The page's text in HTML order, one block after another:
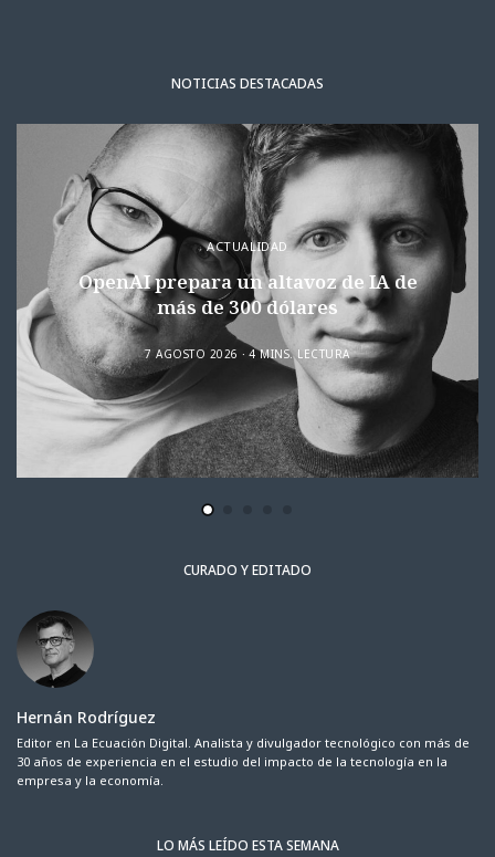
NOTICIAS DESTACADAS
ACTUALIDAD
OpenAI prepara un altavoz de IA de
más de 300 dólares
7 AGOSTO 2026 4 MINS. LECTURA
CURADO Y EDITADO
Hernán Rodríguez
Editor en La Ecuación Digital. Analista y divulgador tecnológico con más de
30 años de experiencia en el estudio del impacto de la tecnología en la
empresa y la economía.
LO MÁS LEÍDO ESTA SEMANA